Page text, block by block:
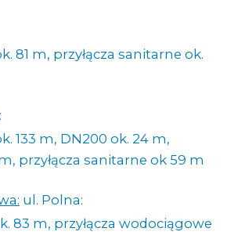
81 m, przyłącza sanitarne ok.
133 m, DN200 ok. 24 m,
m, przyłącza sanitarne ok 59 m
ul. Polna:
83 m, przyłącza wodociągowe